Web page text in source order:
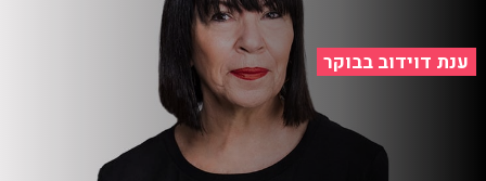
ענת דוידוב בבוקר